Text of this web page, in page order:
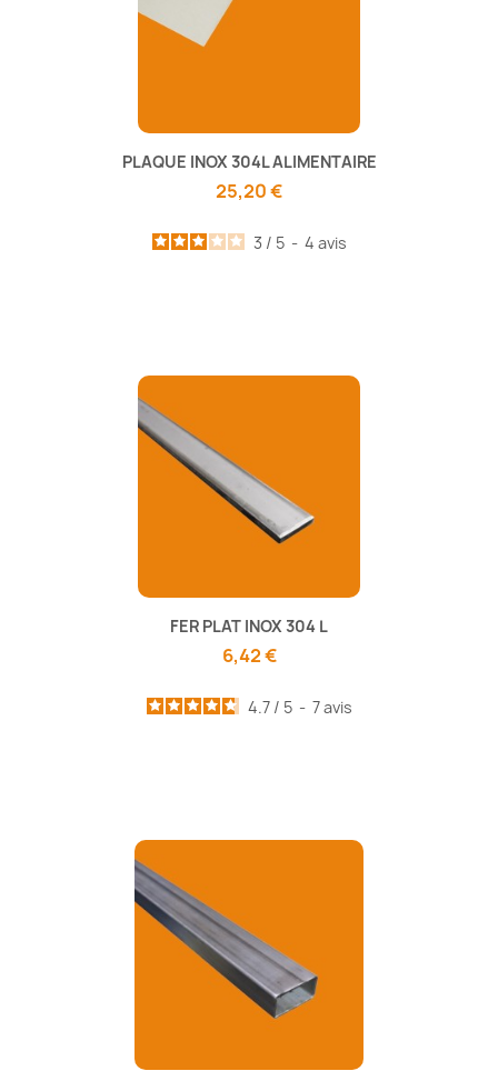
PLAQUE INOX 304L ALIMENTAIRE
25,20 €
3 / 5 - 4 avis
FER PLAT INOX 304 L
6,42 €
4.7 / 5 - 7avis